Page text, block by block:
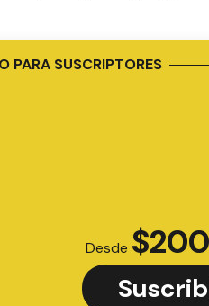
PARA SUSCRIPTORES
Desde $